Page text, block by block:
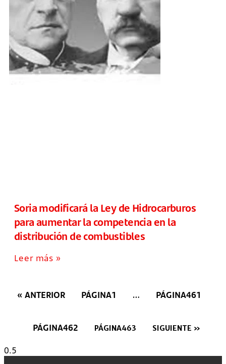
Soria modificará la Ley de Hidrocarburos
para aumentar la competencia en la
distribución de combustibles
Leer más »
« ANTERIOR PÁGINA1 … PÁGINA461
PÁGINA462 PÁGINA463 SIGUIENTE »